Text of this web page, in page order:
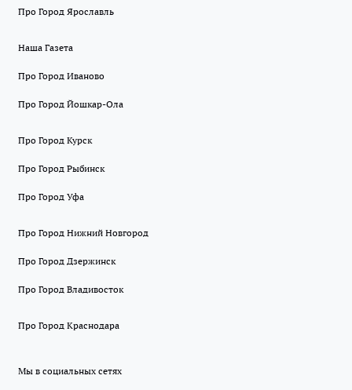
Про Город Ярославль
Наша Газета
Про Город Иваново
Про Город Йошкар-Ола
Про Город Курск
Про Город Рыбинск
Про Город Уфа
Про Город Нижний Новгород
Про Город Дзержинск
Про Город Владивосток
Про Город Краснодара
Мы в социальных сетях